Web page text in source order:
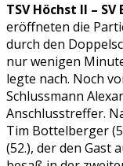
TSV Höchst II –
eröffneten die
durch den
nur wenigen
legte nach. Noch
Schlussmann
Anschlusstreffer.
Tim Bottelberger
(52.), der den Gast